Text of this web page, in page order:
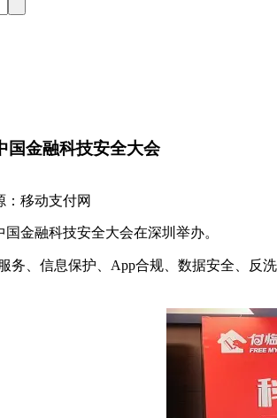
国金融科技安全大会
：移动支付网
国金融科技安全大会在深圳举办。
务、信息保护、App合规、数据安全、反